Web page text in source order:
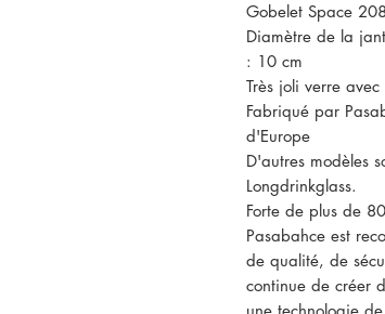
Gobelet Space
Diamètre de la
: 10 cm
Très joli verre
Fabriqué par
d'Europe
D'autres modèles
Longdrinkglass.
Forte de plus de
Pasabahce est
de qualité, de
continue de créer